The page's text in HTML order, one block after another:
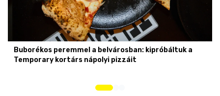
Buborékos peremmel a belvárosban: kipróbáltuk a
Temporary kortárs nápolyi pizzáit